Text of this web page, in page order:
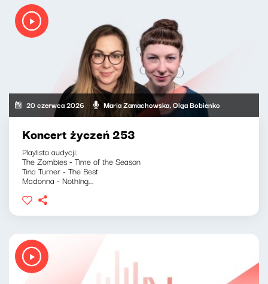
20 czerwca 2026 Maria Zamachowska, Olga Bobienko
Koncert życzeń 253
Playlista audycji:
The Zombies - Time of the Season
Tina Turner - The Best
Madonna - Nothing...